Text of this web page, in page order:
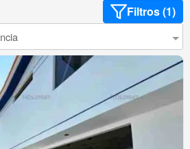
Filtros (1)